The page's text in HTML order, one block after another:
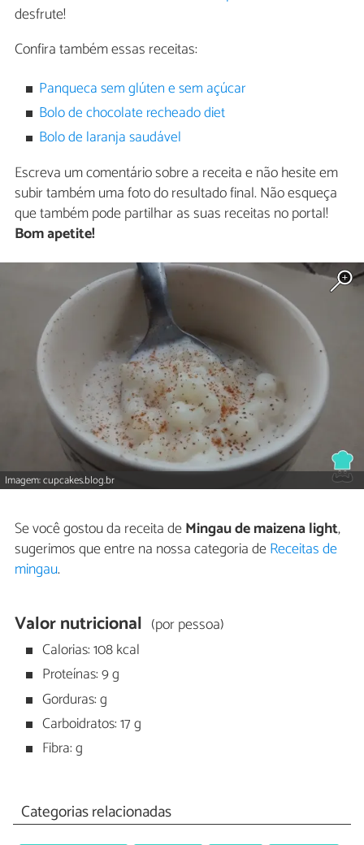
desfrute!
Confira também essas receitas:
Panqueca sem glúten e sem açúcar
Bolo de chocolate recheado diet
Bolo de laranja saudável
Escreva um comentário sobre a receita e não hesite em
subir também uma foto do resultado final. Não esqueça
que também pode partilhar as suas receitas no portal!
Bom apetite!
Imagem: cupcakes.blog.br
Se você gostou da receita deMingau de maizena light,
sugerimos que entre na nossa categoria deReceitas de
mingau.
Valor nutricional (por pessoa)
Calorias: 108 kcal
Proteínas: 9 g
Gorduras: g
Carboidratos: 17 g
Fibra: g
Categorias relacionadas